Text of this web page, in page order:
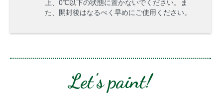
上、0℃以下の状態に置かないでください。ま
た、開封後はなるべく早めにご使用ください。
Let's paint!